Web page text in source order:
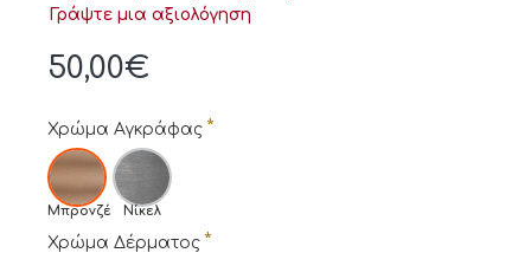
Γράψτε μια αξιολόγηση
50,00€
Χρώμα Αγκράφας
Μπρονζέ Νίκελ
Χρώμα Δέρματος